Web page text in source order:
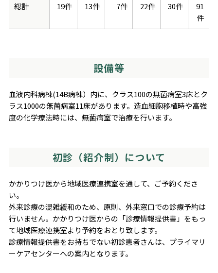
総計 19件 13件 7件 22件 30件
91
件
設備等
血液内科病棟(14B病棟）内に、クラス100の無菌病室3床とク
ラス1000の無菌病室11床があります。造血細胞移植時や高強
度の化学療法時には、無菌病室で治療を行います。
初診（紹介制）について
かかりつけ医から地域医療連携室を通して、ご予約くださ
い。
外来診療の混雑緩和のため、原則、外来窓口での診療予約は
行いません。かかりつけ医からの「診療情報提供書」をもっ
て地域医療連携室より予約をおとり致します。
診療情報提供書をお持ちでない初診患者さんは、プライマリ
ーケアセンターへの案内となります。